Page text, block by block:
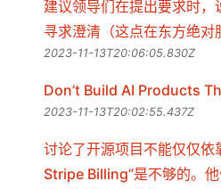
建议领导们在提出要求时
寻求澄清（这点在东方绝对
2023-11-13T20:06:05.830Z
Don’t Build AI Products
2023-11-13T20:02:55.437Z
讨论了开源项目不能仅仅
Stripe Billing”是不够的。